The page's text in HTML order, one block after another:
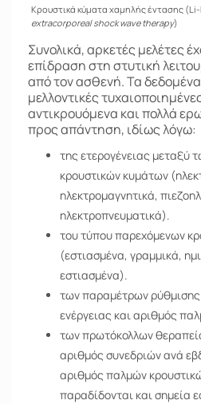
Κρουστικά κύματα χαμηλής έντασης (Li-
extracorporeal shock wave therapy)
Συνολικά, αρκετές μελέτες
επίδραση στη στυτική
από τον ασθενή. Τα
μελλοντικές
αντικρουόμενα και πολλά
προς απάντηση, ιδίως λόγω:
της ετερογένειας μεταξύ
κρουστικών κυμάτων
ηλεκτρομαγνητικά,
ηλεκτροπνευματικά).
του τύπου παρεχόμενων
(εστιασμένα, γραμμικά,
εστιασμένα).
των παραμέτρων
ενέργειας και αριθμός
των πρωτόκολλων
αριθμός συνεδριών ανά
αριθμός παλμών
παραδίδονται και σημεία